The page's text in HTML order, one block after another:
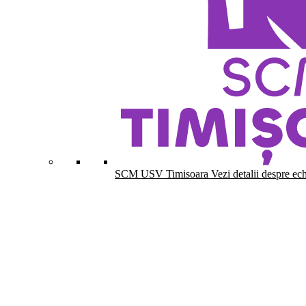
SCM USV Timisoara Vezi detalii despre